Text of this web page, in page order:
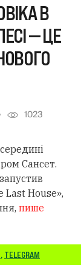
В
— ЦЕ
1023
Сансет.
House»,
пише
, TELEGRAM